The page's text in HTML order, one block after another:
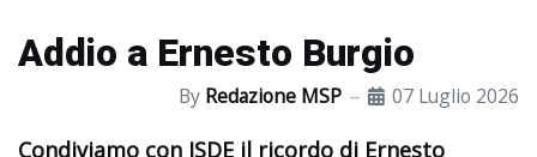
Addio a Ernesto Burgio
By Redazione MSP 07 Luglio 2026
Condiviamo con ISDE il ricordo di Ernesto